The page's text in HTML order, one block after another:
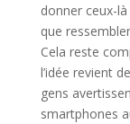
donner ceux-
que
Cela reste
l’idée revient
gens
smartphones